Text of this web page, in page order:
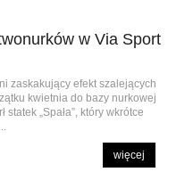
w Via Sport
zaskakujący efekt szalejących
kwietnia do bazy nurkowej
„Spała”, który wkrótce
więcej